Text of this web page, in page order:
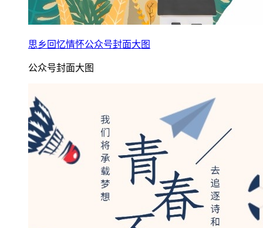
思乡回忆情怀公众号封面大图
公众号封面大图